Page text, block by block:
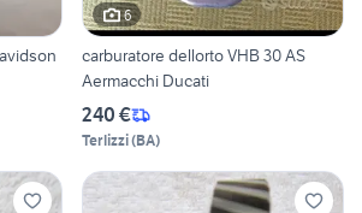
6
carburatore dellorto VHB 30 AS
Aermacchi Ducati
240 €
Terlizzi(BA)